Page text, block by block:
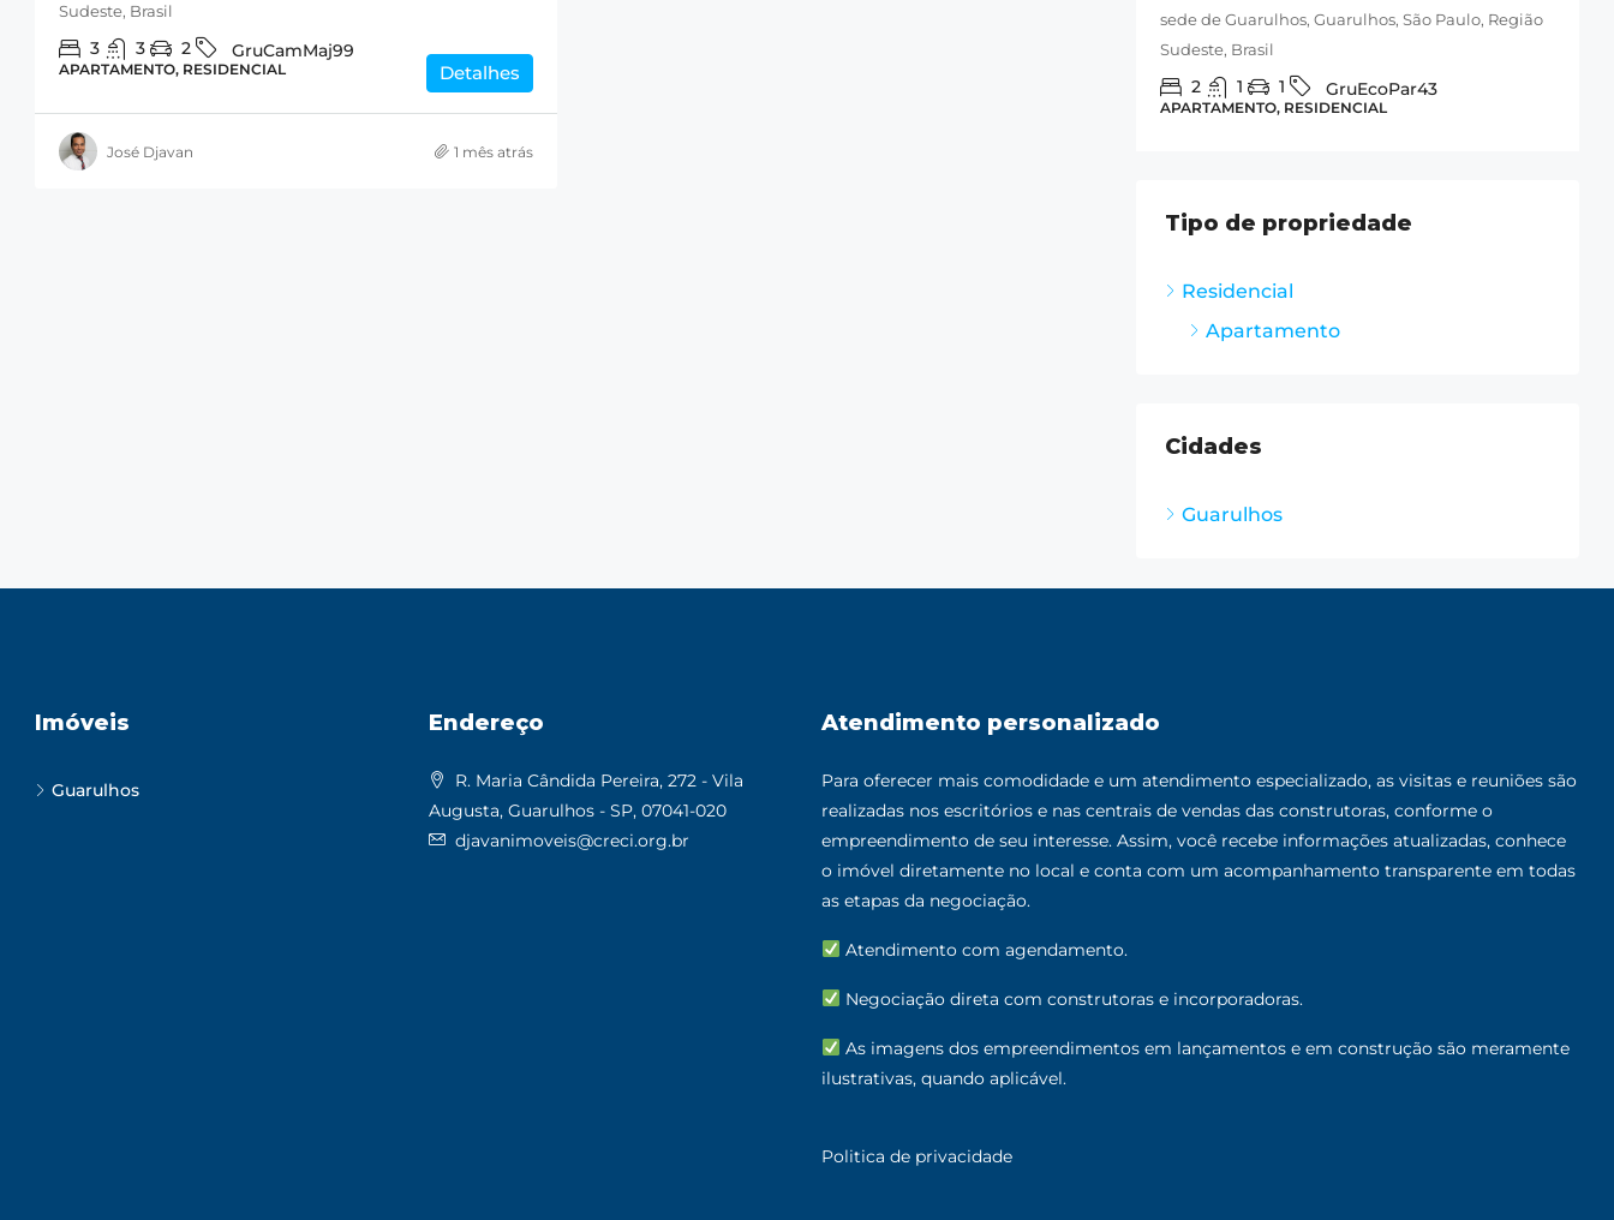
Sudeste, Brasil
3 3 2 GruCamMaj99
APARTAMENTO, RESIDENCIAL Detalhes
José Djavan 1 mês atrás
3 3 GruCamMaj99
APARTAMENTO, RESIDENCIAL
sede de Guarulhos, Guarulhos, São Paulo, Região
Sudeste, Brasil
2 1 1 GruEcoPar43
APARTAMENTO, RESIDENCIAL
Tipo de propriedade
Residencial
Apartamento
Cidades
Guarulhos
Imóveis
Guarulhos
Endereço
R. Maria Cândida Pereira, 272 - Vila
Augusta, Guarulhos - SP, 07041-020
djavanimoveis@creci.org.br
Atendimento personalizado
Para oferecer mais comodidade e um atendimento especializado, as visitas e reuniões são
realizadas nos escritórios e nas centrais de vendas das construtoras, conforme o
empreendimento de seu interesse. Assim, você recebe informações atualizadas, conhece
o imóvel diretamente no local e conta com um acompanhamento transparente em todas
as etapas da negociação.
Atendimento com agendamento.
Negociação direta com construtoras e incorporadoras.
As imagens dos empreendimentos em lançamentos e em construção são meramente
ilustrativas, quando aplicável.
Politica de privacidade